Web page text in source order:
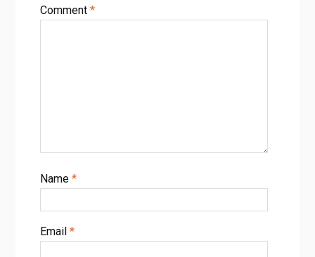
Comment *
Name *
Email *